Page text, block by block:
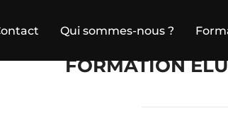
Qui sommes-nous ?
FORMATION